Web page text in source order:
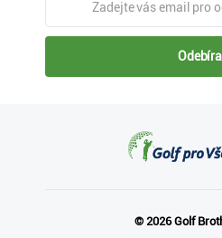
© 2026 Golf